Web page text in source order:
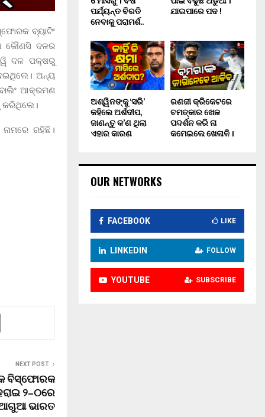
ବ୍ୟାଟିଂ
କୌଣସି ଦଳର
ଦଳ ପକ୍ଷରୁ
ଅନ୍ୟ
ଆକ୍ରମଣ
କରିଥିଲେ।
ରହିଛି।
NEXT POST
ବିସ୍ଫୋରକ
୨–୦ରେ
ଭାରତ
ପର୍ଯ୍ୟନ୍ତ ବିରତି
ନେବାକୁ ପରାମର୍ଶ..
ଯାଇପାରେ ପଦ !
ଅଶ୍ୱିନଙ୍କୁ ‘ସରି’
କହିଲେ ଅର୍ଶଦୀପ,
ଜାଣନ୍ତୁ କ’ଣ ଥିଲା
ଏହାର କାରଣ
ରଣଜୀ କ୍ରିକେଟରେ
ଚମତ୍କାର ଖେଳ
ପଦର୍ଶନ କରି ନା
କମେଇଲେ ଖେଳାଳି ।
OUR NETWORKS
FACEBOOK LIKE
LINKEDIN FOLLOW
YOUTUBE SUBSCRIBE